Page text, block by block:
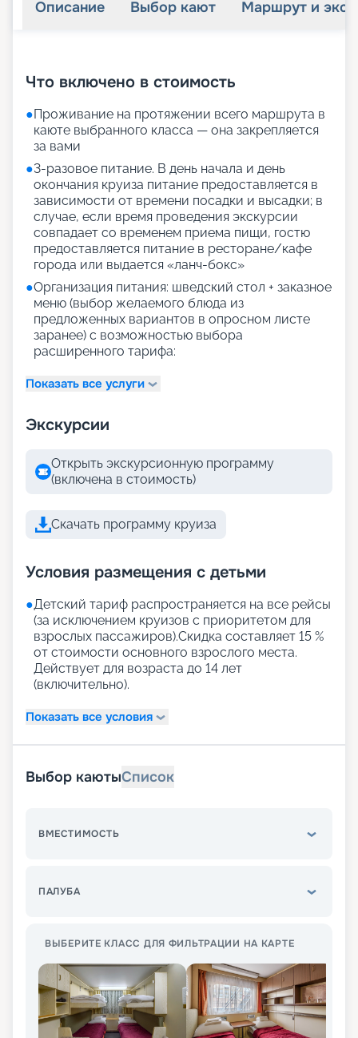
Описание Выбор кают Маршрут и
Что включено в стоимость
●Проживание на протяжении всего маршрута в
каюте выбранного класса — она закрепляется
за вами
●3-разовое питание. В день начала и день
окончания круиза питание предоставляется в
зависимости от времени посадки и высадки; в
случае, если время проведения экскурсии
совпадает со временем приема пищи, гостю
предоставляется питание в ресторане/кафе
города или выдается «ланч-бокс»
●Организация питания: шведский стол + заказное
меню (выбор желаемого блюда из
предложенных вариантов в опросном листе
заранее) с возможностью выбора
расширенного тарифа:
Показать все услуги
Экскурсии
Открыть экскурсионную программу
(включена в стоимость)
Скачать программу круиза
Условия размещения с детьми
●Детский тариф распространяется на все рейсы
(за исключением круизов с приоритетом для
взрослых пассажиров).Скидка составляет 15 %
от стоимости основного взрослого места.
Действует для возраста до 14 лет
(включительно).
Показать все условия
Выбор каютыСписок
ВМЕСТИМОСТЬ
ПАЛУБА
ВЫБЕРИТЕ КЛАСС ДЛЯ ФИЛЬТРАЦИИ НА КАРТЕ